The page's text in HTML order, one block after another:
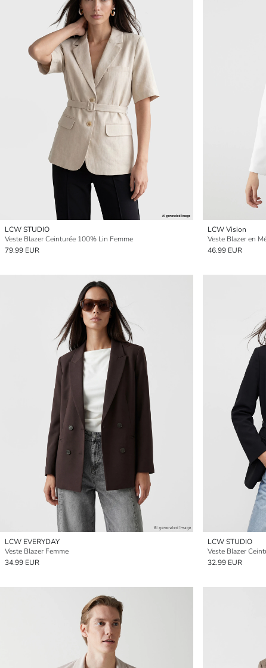
LCW STUDIO
Veste Blazer Ceinturée 100% Lin Femme
79.99 EUR
LCW Vision
Veste Blazer en
46.99 EUR
LCW EVERYDAY
Veste Blazer Femme
34.99 EUR
LCW STUDIO
Veste Blazer
32.99 EUR